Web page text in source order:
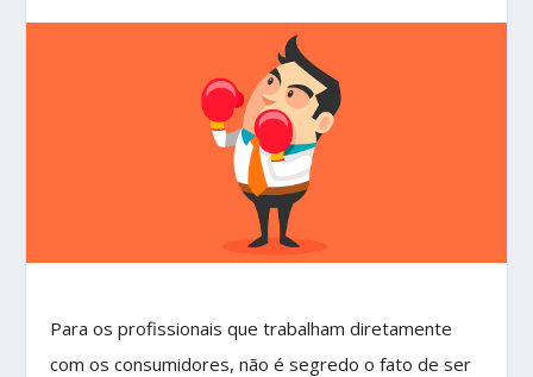
Para os profissionais que trabalham diretamente
com os consumidores, não é segredo o fato de ser